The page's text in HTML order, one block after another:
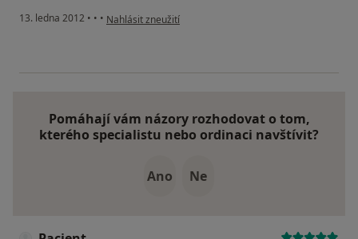
13. ledna 2012 • • • podle názoru uživatele zaladka
Nahlásit zneužití
Pomáhají vám názory rozhodovat o tom,
kterého specialistu nebo ordinaci navštívit?
Ano Ne